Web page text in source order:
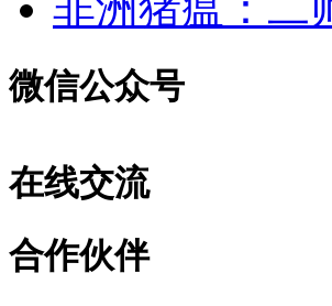
微信公众号
在线交流
合作伙伴